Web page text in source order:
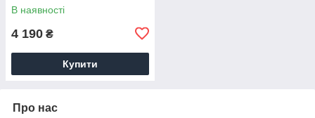
В наявності
4 190 ₴
Купити
Про нас